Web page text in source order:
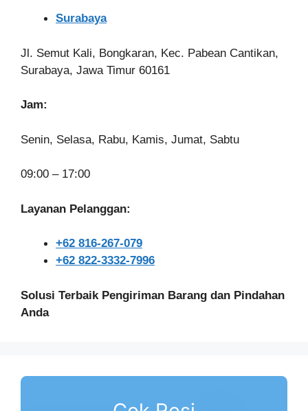
Surabaya
Jl. Semut Kali, Bongkaran, Kec. Pabean Cantikan,
Surabaya, Jawa Timur 60161
Jam:
Senin, Selasa, Rabu, Kamis, Jumat, Sabtu
09:00 – 17:00
Layanan Pelanggan:
+62 816-267-079
+62 822-3332-7996
Solusi Terbaik Pengiriman Barang dan Pindahan
Anda